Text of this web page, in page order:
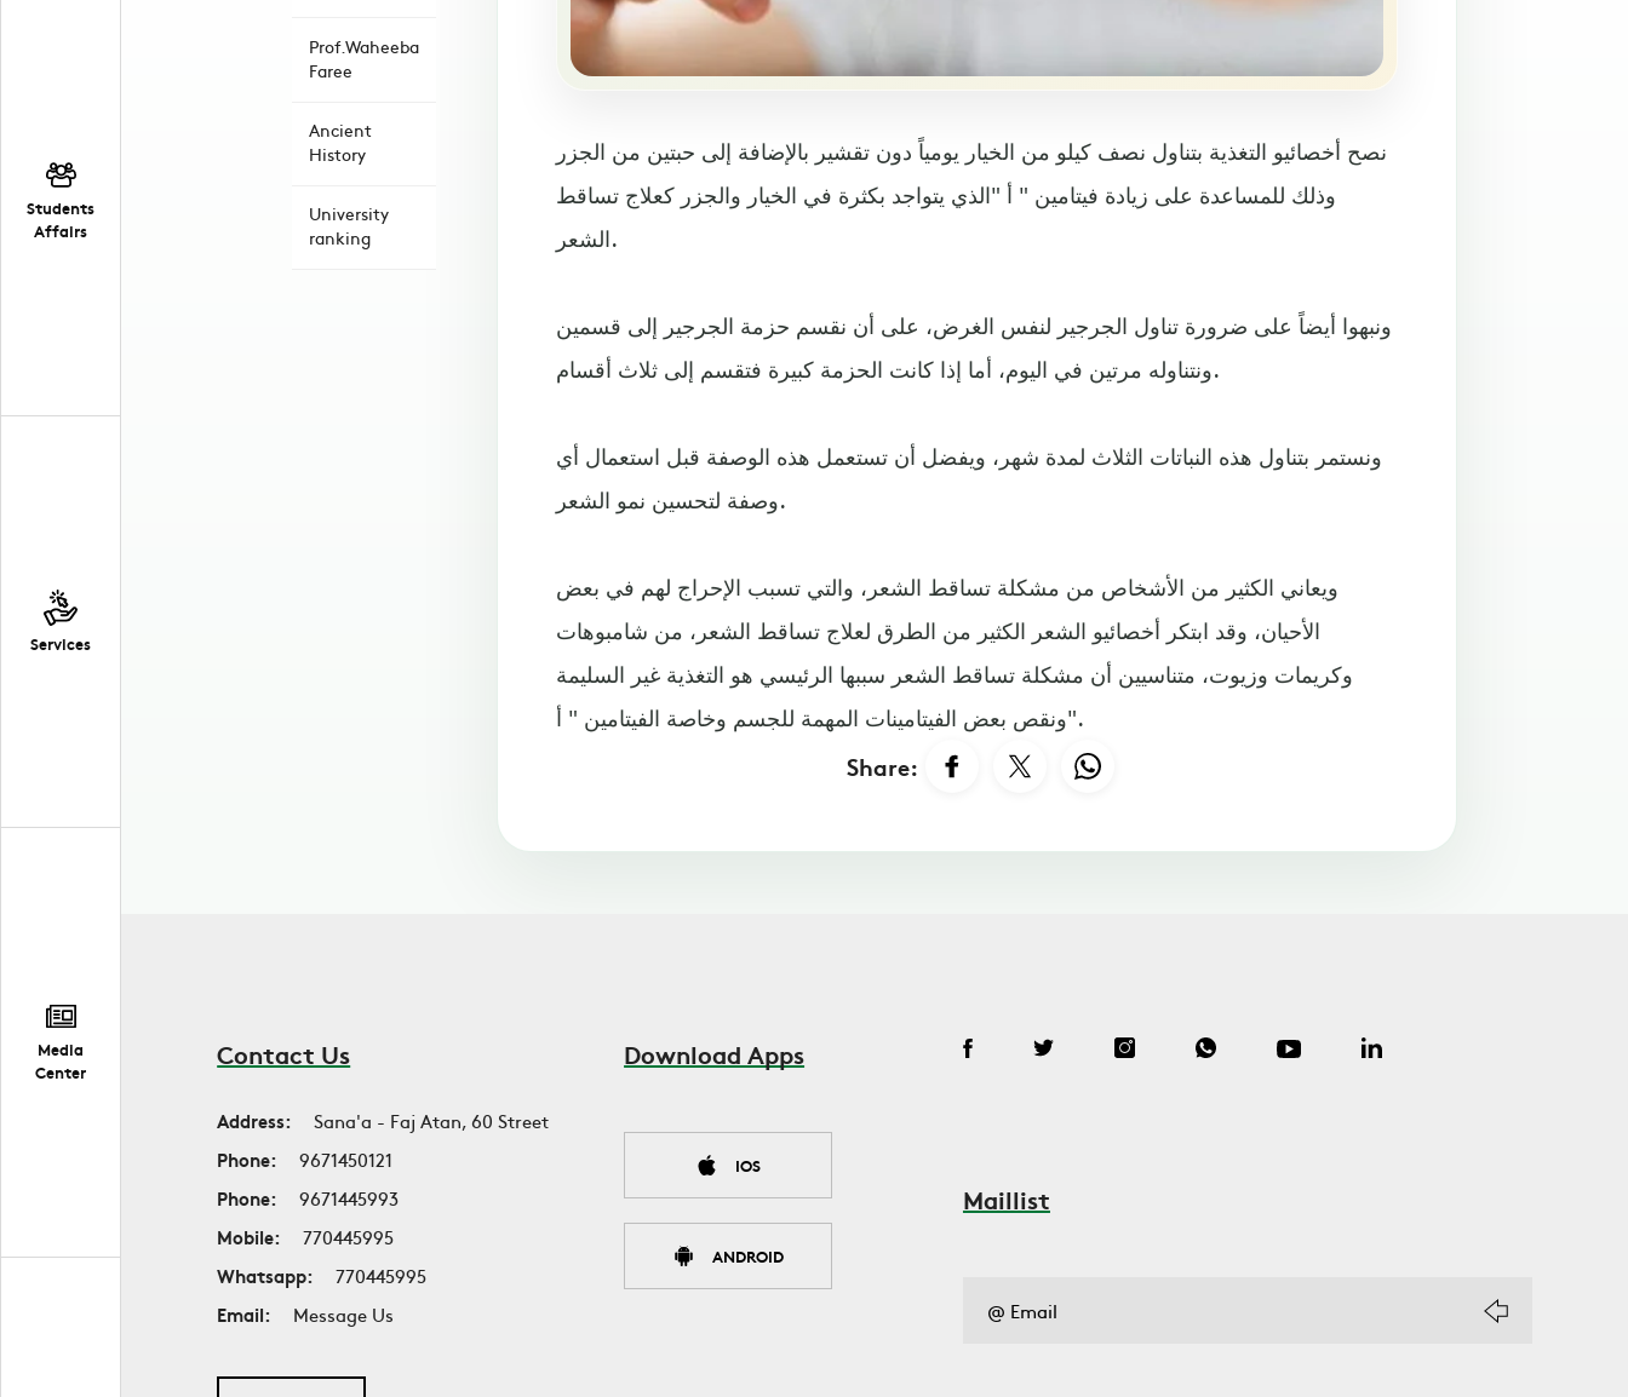
Students
Affairs
Services
Media
Center
Prof.Waheeba
Faree
Ancient
History
University
ranking
نصح أخصائيو التغذية بتناول نصف كيلو من الخيار يومياً دون تقشير بالإضافة إلى حبتين من الجزر
وذلك للمساعدة على زيادة فيتامين " أ "الذي يتواجد بكثرة في الخيار والجزر كعلاج تساقط
الشعر.
ونبهوا أيضاً على ضرورة تناول الجرجير لنفس الغرض، على أن نقسم حزمة الجرجير إلى قسمين
ونتناوله مرتين في اليوم، أما إذا كانت الحزمة كبيرة فتقسم إلى ثلاث أقسام.
ونستمر بتناول هذه النباتات الثلاث لمدة شهر، ويفضل أن تستعمل هذه الوصفة قبل استعمال أي
وصفة لتحسين نمو الشعر.
ويعاني الكثير من الأشخاص من مشكلة تساقط الشعر، والتي تسبب الإحراج لهم في بعض
الأحيان، وقد ابتكر أخصائيو الشعر الكثير من الطرق لعلاج تساقط الشعر، من شامبوهات
وكريمات وزيوت، متناسيين أن مشكلة تساقط الشعر سببها الرئيسي هو التغذية غير السليمة
ونقص بعض الفيتامينات المهمة للجسم وخاصة الفيتامين " أ".
Share:
Contact Us
Address:
Sana'a - Faj Atan, 60 Street
Phone:
9671450121
Phone:
9671445993
Mobile:
770445995
Whatsapp:
770445995
Email:
Message Us
Download Apps
IOS
ANDROID
Maillist